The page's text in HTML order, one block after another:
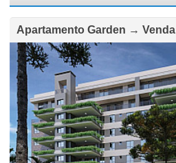
Apartamento Garden → Venda